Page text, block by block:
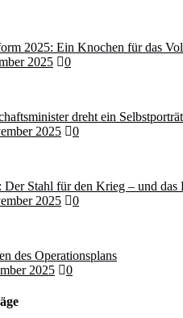
2025: Ein Knochen für das
2025
0
dreht ein
2025
0
Stahl für den Krieg – und das
2025
0
des Operationsplans
2025
0